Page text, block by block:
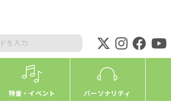
特番・イベント パーソナリティ